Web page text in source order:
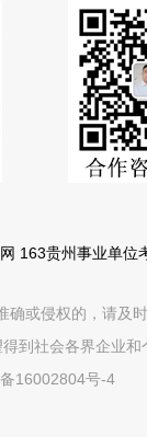
163贵州事业单位
或侵权的，请及
到社会各界企业和
16002804号-4